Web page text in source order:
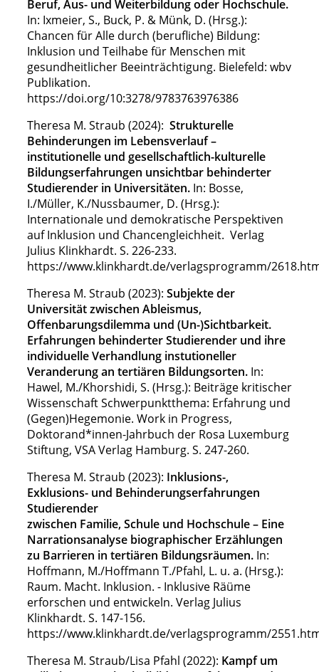
Beruf, Aus- und Weiterbildung oder Hochschule.
In: Ixmeier, S., Buck, P. & Münk, D. (Hrsg.):
Chancen für Alle durch (berufliche) Bildung:
Inklusion und Teilhabe für Menschen mit
gesundheitlicher Beeinträchtigung. Bielefeld: wbv
Publikation.
https://doi.org/10:3278/9783763976386
Theresa M. Straub (2024): Strukturelle
Behinderungen im Lebensverlauf –
institutionelle und gesellschaftlich-kulturelle
Bildungserfahrungen unsichtbar behinderter
Studierender in Universitäten. In: Bosse,
I./Müller, K./Nussbaumer, D. (Hrsg.):
Internationale und demokratische Perspektiven
auf Inklusion und Chancengleichheit. Verlag
Julius Klinkhardt. S. 226-233.
https://www.klinkhardt.de/verlagsprogramm/
Theresa M. Straub (2023): Subjekte der
Universität zwischen Ableismus,
Offenbarungsdilemma und (Un-)Sichtbarkeit.
Erfahrungen behinderter Studierender und ihre
individuelle Verhandlung instutioneller
Veranderung an tertiären Bildungsorten. In:
Hawel, M./Khorshidi, S. (Hrsg.): Beiträge kritischer
Wissenschaft Schwerpunktthema: Erfahrung und
(Gegen)Hegemonie. Work in Progress,
Doktorand*innen-Jahrbuch der Rosa Luxemburg
Stiftung, VSA Verlag Hamburg. S. 247-260.
Theresa M. Straub (2023): Inklusions-,
Exklusions- und Behinderungserfahrungen
Studierender
zwischen Familie, Schule und Hochschule – Eine
Narrationsanalyse biographischer Erzählungen
zu Barrieren in tertiären Bildungsräumen.In:
Hoffmann, M./Hoffmann T./Pfahl, L. u. a. (Hrsg.):
Raum. Macht. Inklusion. - Inklusive Räüme
erforschen und entwickeln. Verlag Julius
Klinkhardt. S. 147-156.
https://www.klinkhardt.de/verlagsprogramm/
Theresa M. Straub/Lisa Pfahl (2022): Kampf um